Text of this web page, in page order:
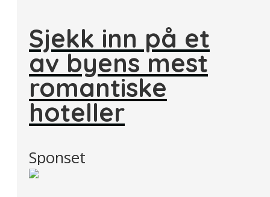
Sjekk inn på et
av byens mest
romantiske
hoteller
Sponset